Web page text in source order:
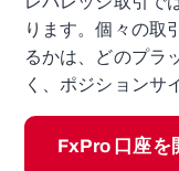
ります。個々の取
るかは、どのプラ
く、ポジションサ
FxPro 口座を